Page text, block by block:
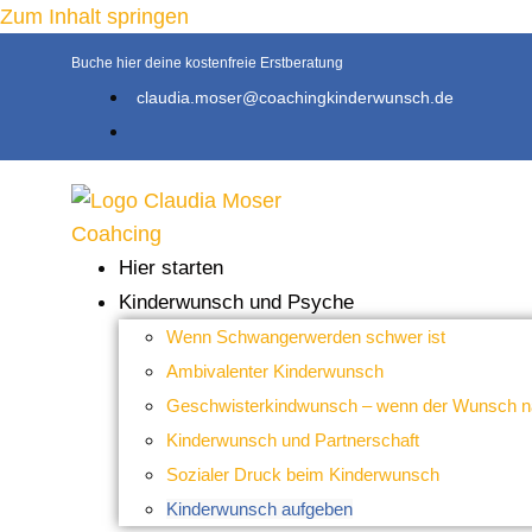
Zum Inhalt springen
Buche hier deine kostenfreie Erstberatung
claudia.moser@coachingkinderwunsch.de
Hier starten
Kinderwunsch und Psyche
Wenn Schwangerwerden schwer ist
Ambivalenter Kinderwunsch
Geschwisterkindwunsch – wenn der Wunsch
Kinderwunsch und Partnerschaft
Sozialer Druck beim Kinderwunsch
Kinderwunsch aufgeben